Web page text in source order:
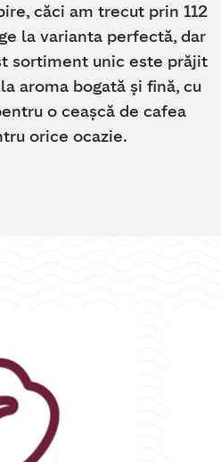
căci am trecut prin 112
la varianta perfectă, dar
sortiment unic este prăjit
aroma bogată și fină, cu
o ceașcă de cafea
orice ocazie.